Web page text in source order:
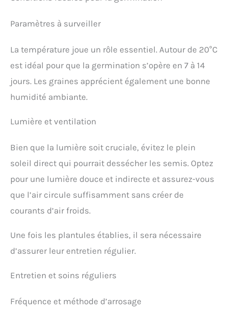
Paramètres à surveiller
La température joue un rôle essentiel. Autour de 20°C
est idéal pour que la germination s’opère en 7 à 14
jours. Les graines apprécient également une bonne
humidité ambiante.
Lumière et ventilation
Bien que la lumière soit cruciale, évitez le plein
soleil direct qui pourrait dessécher les semis. Optez
pour une lumière douce et indirecte et assurez-vous
que l’air circule suffisamment sans créer de
courants d’air froids.
Une fois les plantules établies, il sera nécessaire
d’assurer leur entretien régulier.
Entretien et soins réguliers
Fréquence et méthode d’arrosage